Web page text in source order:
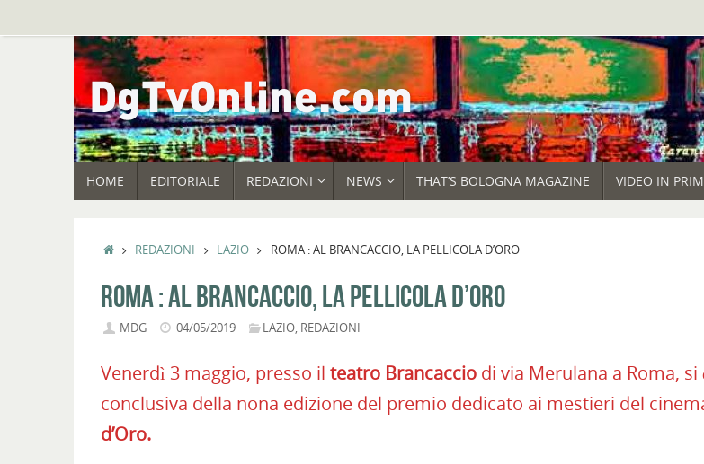
HOME EDITORIALE REDAZIONI NEWS THAT’S BOLOGNA MAGAZINE VIDEO IN
HOMEREDAZIONI LAZIO ROMA : AL BRANCACCIO, LA PELLICOLA D’ORO
ROMA : AL BRANCACCIO, LA PELLICOLA D’ORO
MDG 04/05/2019 LAZIO, REDAZIONI
Venerdì 3 maggio, presso il teatro Brancaccio di via Merulana a Roma,
conclusiva della nona edizione del premio dedicato ai mestieri del
d’Oro.